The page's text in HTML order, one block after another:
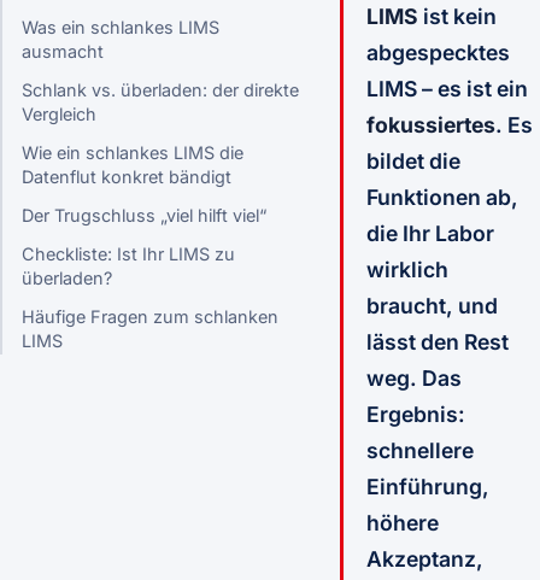
Was ein schlankes LIMS
ausmacht
Schlank vs. überladen: der direkte
Vergleich
Wie ein schlankes LIMS die
Datenflut konkret bändigt
Der Trugschluss „viel hilft viel“
Checkliste: Ist Ihr LIMS zu
überladen?
Häufige Fragen zum schlanken
LIMS
LIMS ist kein
abgespecktes
LIMS – es ist ein
fokussiertes. Es
bildet die
Funktionen ab,
die Ihr Labor
wirklich
braucht, und
lässt den Rest
weg. Das
Ergebnis:
schnellere
Einführung,
höhere
Akzeptanz,